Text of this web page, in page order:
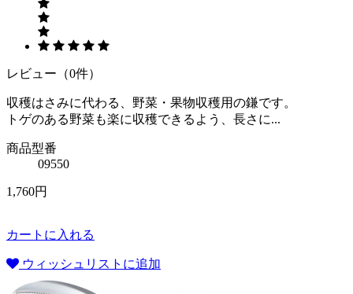
レビュー（0件）
収穫はさみに代わる、野菜・果物収穫用の鎌です。
トゲのある野菜も楽に収穫できるよう、長さに...
商品型番
09550
1,760円
カートに入れる
ウィッシュリストに追加